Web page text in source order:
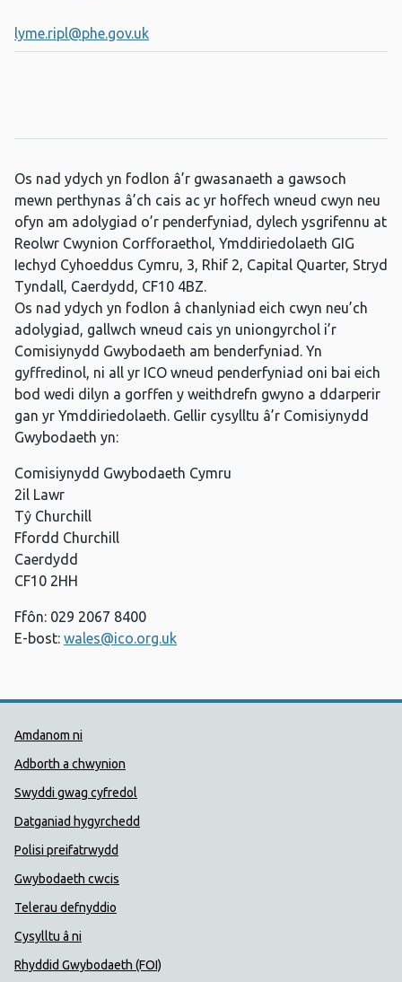
lyme.ripl@phe.gov.uk
Os nad ydych yn fodlon â’r gwasanaeth a gawsoch
mewn perthynas â’ch cais ac yr hoffech wneud cwyn neu
ofyn am adolygiad o’r penderfyniad, dylech ysgrifennu at
Reolwr Cwynion Corfforaethol, Ymddiriedolaeth GIG
Iechyd Cyhoeddus Cymru, 3, Rhif 2, Capital Quarter, Stryd
Tyndall, Caerdydd, CF10 4BZ.
Os nad ydych yn fodlon â chanlyniad eich cwyn neu’ch
adolygiad, gallwch wneud cais yn uniongyrchol i’r
Comisiynydd Gwybodaeth am benderfyniad. Yn
gyffredinol, ni all yr ICO wneud penderfyniad oni bai eich
bod wedi dilyn a gorffen y weithdrefn gwyno a ddarperir
gan yr Ymddiriedolaeth. Gellir cysylltu â’r Comisiynydd
Gwybodaeth yn:
Comisiynydd Gwybodaeth Cymru
2il Lawr
Tŷ Churchill
Ffordd Churchill
Caerdydd
CF10 2HH
Ffôn: 029 2067 8400
E-bost: wales@ico.org.uk
Dolenni Cymorth Iechyd
Amdanom ni
Adborth a chwynion
Swyddi gwag cyfredol
Datganiad hygyrchedd
Polisi preifatrwydd
Gwybodaeth cwcis
Telerau defnyddio
Cysylltu â ni
Rhyddid Gwybodaeth (FOI)